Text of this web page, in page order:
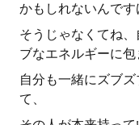
かもしれないんです
そうじゃなくてね
ブなエネルギーに包
自分も一緒にズブ
て、